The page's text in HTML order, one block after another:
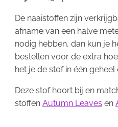
De naaistoffen zijn
afname van een halve
nodig hebben, dan kun je
bestellen voor de extra
het je de stof in één geheel
Deze stof hoort bij en
stoffen Autumn Leaves en